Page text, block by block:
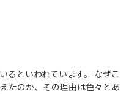
るといわれています。 なぜこ
たのか、その理由は色々とあ